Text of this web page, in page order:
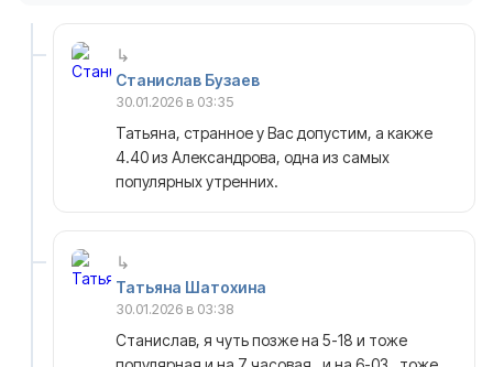
Станислав Бузаев
30.01.2026 в 03:35
Татьяна, странное у Вас допустим, а какже
4.40 из Александрова, одна из самых
популярных утренних.
Татьяна Шатохина
30.01.2026 в 03:38
Станислав, я чуть позже на 5-18 и тоже